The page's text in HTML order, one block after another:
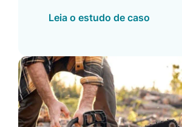
relevantes e aumento de
Leia o estudo de caso